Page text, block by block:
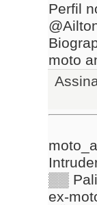
Perfil
moto
▒▒
ex-